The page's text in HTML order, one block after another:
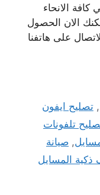
24 ساعة في كافة الانحاء
الان الحصول
على هاتفنا
,تصليح ايفون
تلفونات
, صيانة
المسايل